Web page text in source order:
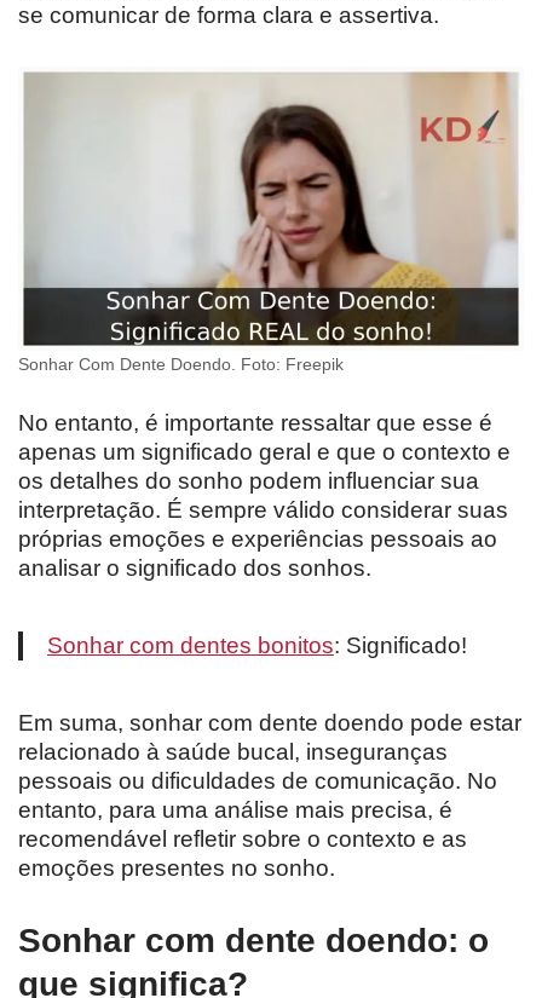
se comunicar de forma clara e assertiva.
Sonhar Com Dente Doendo. Foto: Freepik
No entanto, é importante ressaltar que esse é
apenas um significado geral e que o contexto e
os detalhes do sonho podem influenciar sua
interpretação. É sempre válido considerar suas
próprias emoções e experiências pessoais ao
analisar o significado dos sonhos.
Sonhar com dentes bonitos: Significado!
Em suma, sonhar com dente doendo pode estar
relacionado à saúde bucal, inseguranças
pessoais ou dificuldades de comunicação. No
entanto, para uma análise mais precisa, é
recomendável refletir sobre o contexto e as
emoções presentes no sonho.
Sonhar com dente doendo: o
que significa?